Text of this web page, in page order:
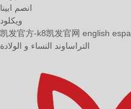
انصم ابينا
ويكلود
凯发官方-k8凯发官网 english
التراساوند النساء و الولادة